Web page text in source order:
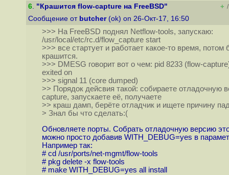
6. "Крашится flow-capture на FreeBSD" + /
Сообщение от butcher(ok) on 26-Окт-17, 16:50
>>> На FreeBSD поднял Netflow-tools, запускаю:
/usr/local/etc/rc.d/flow_capture start
>>> все стартует и работает какое-то время, потом
крашится.
>>> DMESG говорит вот о чем: pid 8233 (flow-
exited on
>>> signal 11 (core dumped)
>> Порядок дейсвия такой: собираете отладочную
capture, запускаете её, получаете
>> краш дамп, берёте отладчик и ищете причину
> Знал бы что сделать:(
Обновляете порты. Собрать отладочную версию
можно просто добавив WITH_DEBUG=yes в
Например так:
# cd /usr/ports/net-mgmt/flow-tools
# pkg delete -x flow-tools
# make WITH_DEBUG=yes all install